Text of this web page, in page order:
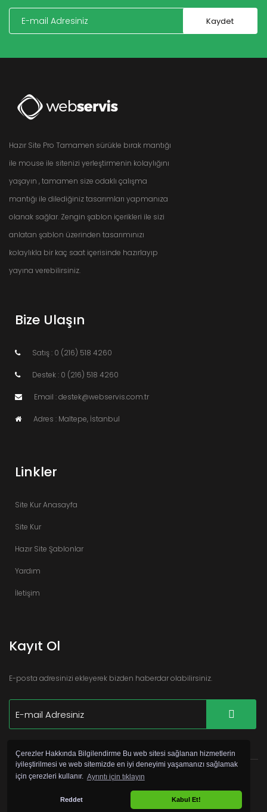
Çerezler Hakkında Bilgilendirme Bu web sitesi sağlanan hizmetlerin
iyileştirilmesi ve web sitemizde en iyi deneyimi yaşamanızı sağlamak
için çerezleri kullanır. Ayrıntı için tıklayın
Reddet Kabul Et!
Hazır Site Pro Tamamen sürükle bırak mantığı
ile mouse ile sitenizi yerleştirmenin kolaylığını
yaşayın , tamamen size odaklı çalışma
mantığı ile dilediğiniz tasarımları yapmanıza
olanak sağlar. Zengin şablon içerikleri ile sizi
anlatan şablon üzerinden tasarımınızı
kolaylıkla bir kaç saat içerisinde hazırlayıp
yayına verebilirsiniz.
Bize Ulaşın
Satış : 0 (216) 518 4260
Destek : 0 (216) 518 4260
Email : destek@webservis.com.tr
Adres : Maltepe, İstanbul
Linkler
Site Kur Anasayfa
Site Kur
Hazır Site Şablonlar
Yardım
İletişim
Kayıt Ol
E-posta adresinizi ekleyerek bizden haberdar olabilirsiniz.
© Copyright 2017 Hazır Site Pro by